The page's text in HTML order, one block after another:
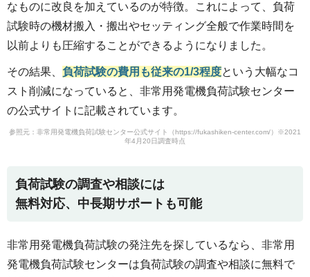
なものに改良を加えているのが特徴。これによって、負荷
試験時の機材搬入・搬出やセッティング全般で作業時間を
以前よりも圧縮することができるようになりました。
その結果、 負荷試験の費用も従来の1/3程度という大幅なコ
スト削減になっていると、非常用発電機負荷試験センター
の公式サイトに記載されています。
参照元：非常用発電機負荷試験センター公式サイト（https://fukashiken-center.com/）※2021
年4月20日調査時点
負荷試験の調査や相談には
無料対応、中長期サポートも可能
非常用発電機負荷試験の発注先を探しているなら、非常用
発電機負荷試験センターは負荷試験の調査や相談に無料で